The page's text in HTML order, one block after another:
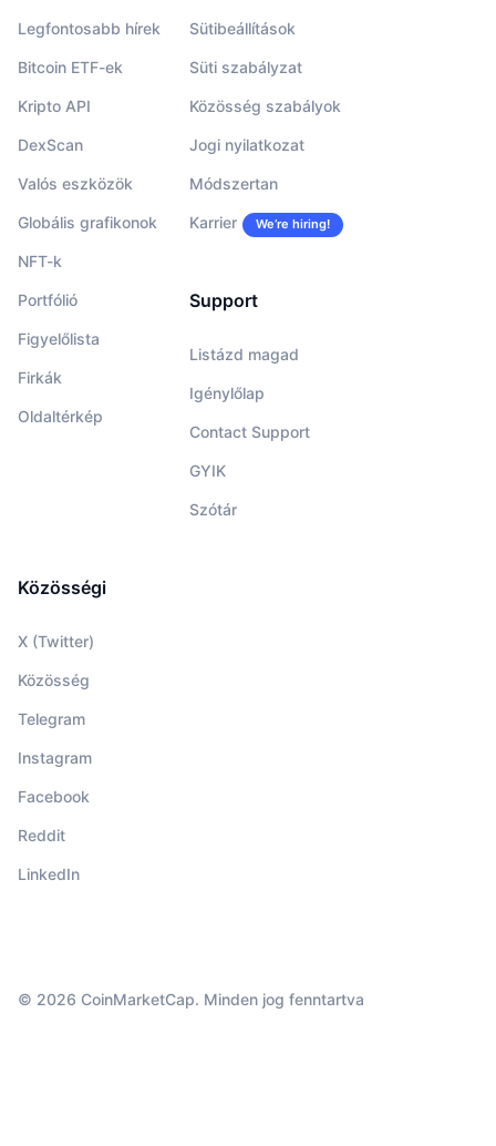
Legfontosabb hírek
Bitcoin ETF-ek
Kripto API
DexScan
Valós eszközök
Globális grafikonok
NFT-k
Portfólió
Figyelőlista
Firkák
Oldaltérkép
Sütibeállítások
Süti szabályzat
Közösség szabályok
Jogi nyilatkozat
Módszertan
Karrier We’re hiring!
Support
Listázd magad
Igénylőlap
Contact Support
GYIK
Szótár
Közösségi
X (Twitter)
Közösség
Telegram
Instagram
Facebook
Reddit
LinkedIn
© 2026 CoinMarketCap. Minden jog fenntartva